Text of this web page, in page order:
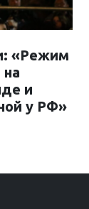
«Режим
и
у РФ»